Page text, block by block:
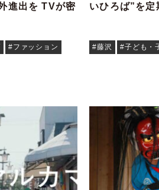
進出を TVが密
#ファッション
いひろば”を定
#藤沢 #子ども・